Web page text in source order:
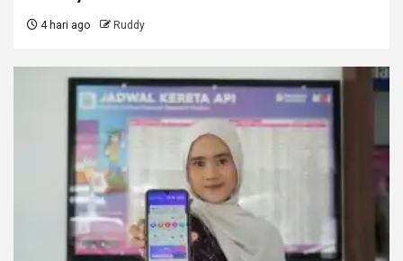
4 hari ago Ruddy